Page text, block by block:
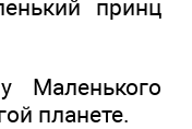
принц
Маленького
планете.